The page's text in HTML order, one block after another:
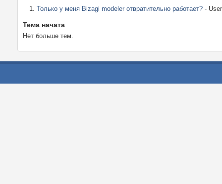
Только у меня Bizagi modeler отвратительно работает? -
Тема начата
Нет больше тем.